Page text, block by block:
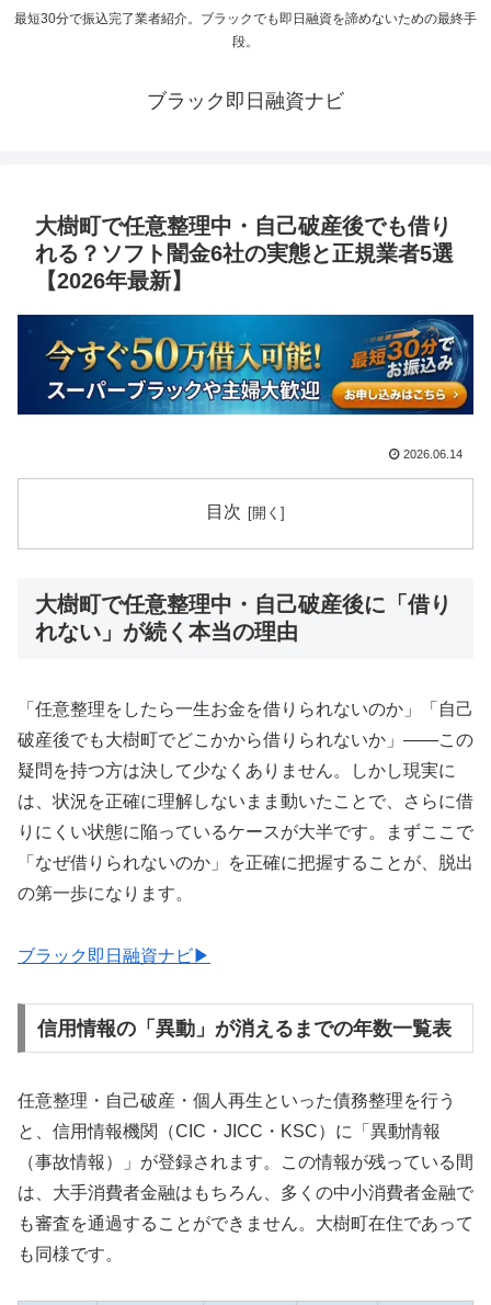
最短30分で振込完了業者紹介。ブラックでも即日融資を諦めないための最終手
段。
ブラック即日融資ナビ
大樹町で任意整理中・自己破産後でも借り
れる？ソフト闇金6社の実態と正規業者5選
【2026年最新】
2026.06.14
目次
大樹町で任意整理中・自己破産後に「借り
れない」が続く本当の理由
「任意整理をしたら一生お金を借りられないのか」「自己
破産後でも大樹町でどこかから借りられないか」——この
疑問を持つ方は決して少なくありません。しかし現実に
は、状況を正確に理解しないまま動いたことで、さらに借
りにくい状態に陥っているケースが大半です。まずここで
「なぜ借りられないのか」を正確に把握することが、脱出
の第一歩になります。
ブラック即日融資ナビ▶
信用情報の「異動」が消えるまでの年数一覧表
任意整理・自己破産・個人再生といった債務整理を行う
と、信用情報機関（CIC・JICC・KSC）に「異動情報
（事故情報）」が登録されます。この情報が残っている間
は、大手消費者金融はもちろん、多くの中小消費者金融で
も審査を通過することができません。大樹町在住であって
も同様です。